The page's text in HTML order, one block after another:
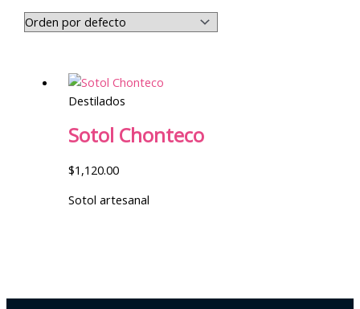
Destilados
Sotol Chonteco
$1,120.00
Sotol artesanal